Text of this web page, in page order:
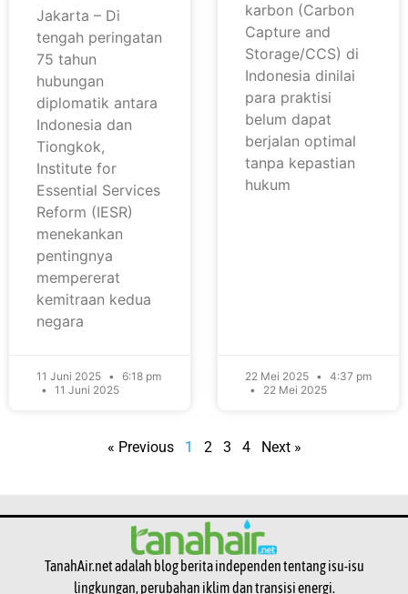
Jakarta – Di
tengah peringatan
75 tahun
hubungan
diplomatik antara
Indonesia dan
Tiongkok,
Institute for
Essential Services
Reform (IESR)
menekankan
pentingnya
mempererat
kemitraan kedua
negara
11 Juni 2025
6:18 pm
11 Juni 2025
karbon (Carbon
Capture and
Storage/CCS) di
Indonesia dinilai
para praktisi
belum dapat
berjalan optimal
tanpa kepastian
hukum
22 Mei 2025
4:37 pm
22 Mei 2025
« Previous 1 2 3 4 Next »
TanahAir.net adalah blog berita independen tentang isu-isu
lingkungan, perubahan iklim dan transisi energi.